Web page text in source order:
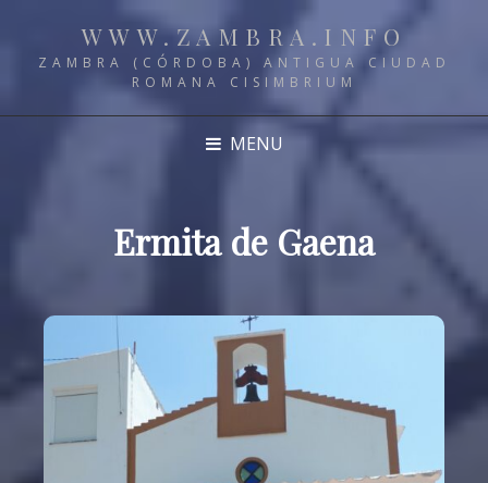
WWW.ZAMBRA.INFO
ZAMBRA (CÓRDOBA) ANTIGUA CIUDAD
ROMANA CISIMBRIUM
MENU
Ermita de Gaena